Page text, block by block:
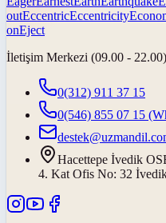
outEccentricEccentricity
onEject
İletişim Merkezi (09.00 - 22.00)
0(312) 911 37 15
0(546) 855 07 15
Hacettepe İvedik
4. Kat Ofis No: 32